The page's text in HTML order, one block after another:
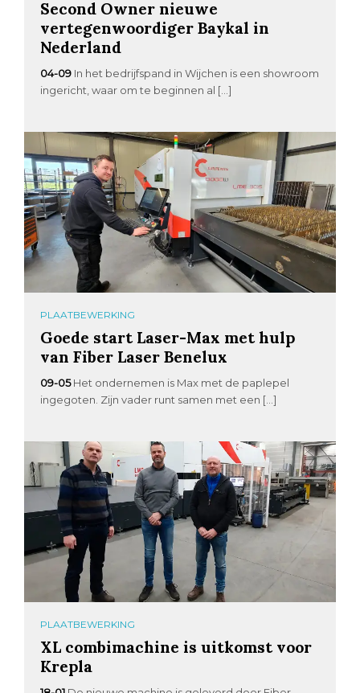
Second Owner nieuwe
vertegenwoordiger Baykal in
Nederland
04-09 In het bedrijfspand in Wijchen is een showroom
ingericht, waar om te beginnen al […]
PLAATBEWERKING
Goede start Laser-Max met hulp
van Fiber Laser Benelux
09-05 Het ondernemen is Max met de paplepel
ingegoten. Zijn vader runt samen met een […]
PLAATBEWERKING
XL combimachine is uitkomst voor
Krepla